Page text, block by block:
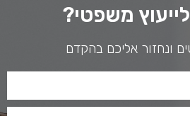
משפטי?
ונחזור אליכם בהקדם